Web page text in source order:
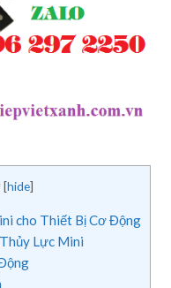
[hide]
cho Thiết Bị Cơ Động
Lực Mini